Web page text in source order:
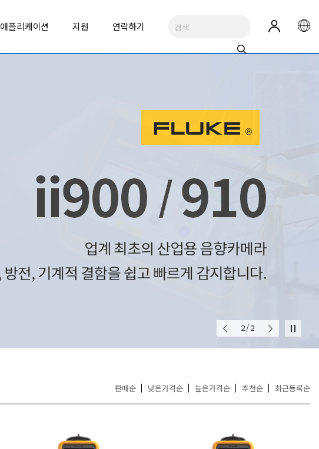
FLUKE 17B MAX-01, 17B MAX-02, 17B MAX-KIT 디지털 멀티미터
CNT-104R
4채널 루비듐 주파수 카운터
LynxPro-RTD
온도 데이터로거
더보기
TMI-ORION DYNAMICS
ALL BRANDS
네트워크/광 케이블 진단 테스트 액세서리
더보기
애플리케이션
See All Applications
지원 연락하기
이
전
1/2
다
음
재
생
판매순 낮은가격순 높은가격순 추천순 최근등록순